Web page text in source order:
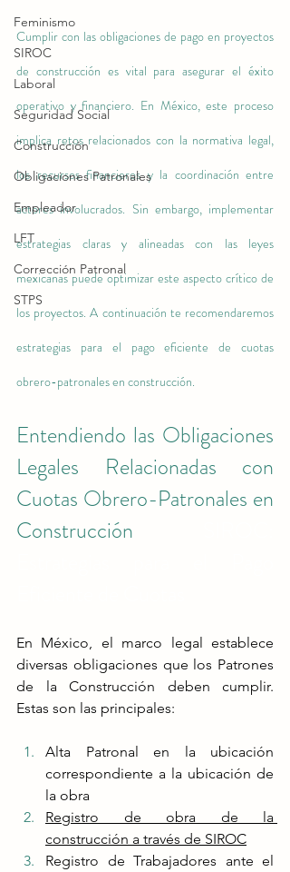
Feminismo
SIROC
Laboral
Seguridad Social
Construcción
Obligaciones Patronales
Empleador
LFT
Corrección Patronal
STPS
Cumplir con las obligaciones de pago en proyectos
de construcción es vital para asegurar el éxito
operativo y financiero. En México, este proceso
implica retos relacionados con la normativa legal,
los recursos financieros y la coordinación entre
actores involucrados. Sin embargo, implementar
estrategias claras y alineadas con las leyes
mexicanas puede optimizar este aspecto crítico de
los proyectos. A continuación te recomendaremos
estrategias para el pago eficiente de cuotas
obrero-patronales en construcción.
Entendiendo las Obligaciones
Legales Relacionadas con
Cuotas Obrero-Patronales en
Construcción
En México, el marco legal establece
diversas obligaciones que los Patrones
de la Construcción deben cumplir.
Estas son las principales:
Alta Patronal en la ubicación
correspondiente a la ubicación de
la obra
Registro de obra de la
construcción a través de SIROC
Registro de Trabajadores ante el